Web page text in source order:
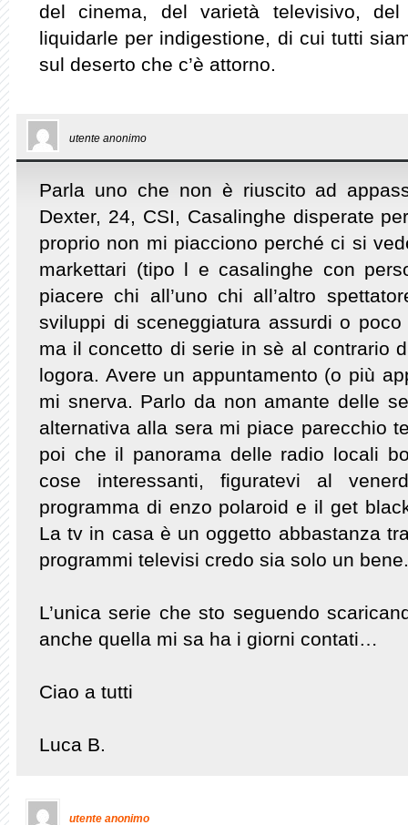
del cinema, del varietà televisivo,
liquidarle per indigestione, di cui tutti
sul deserto che c’è attorno.
utente anonimo
Parla uno che non è riuscito ad
Dexter, 24, CSI, Casalinghe disperate
proprio non mi piacciono perché ci si
markettari (tipo l e casalinghe con
piacere chi all’uno chi all’altro
sviluppi di sceneggiatura assurdi o
ma il concetto di serie in sè al contrario
logora. Avere un appuntamento (o più
mi snerva. Parlo da non amante delle
alternativa alla sera mi piace parecchio
poi che il panorama delle radio locali
cose interessanti, figuratevi al
programma di enzo polaroid e il get
La tv in casa è un oggetto abbastanza
programmi televisi credo sia solo un bene.
L’unica serie che sto seguendo
anche quella mi sa ha i giorni contati…
Ciao a tutti
Luca B.
utente anonimo